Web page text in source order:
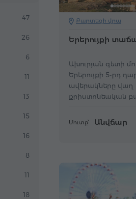
47
26
6
11
13
15
16
8
11
18
Քարտեզի վրա
Երերույքի
Ախուրյան գետի
Երերույքի 5-րդ
ավերակները վաղ
քրիստոնեական
Մուտք՝ Անվճար